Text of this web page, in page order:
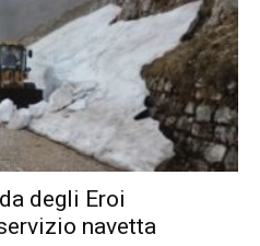
degli Eroi
navetta